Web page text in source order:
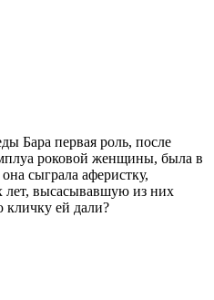
Бара первая роль, после
роковой женщины, была в
сыграла аферистку,
высасывавшую из них
ей дали?